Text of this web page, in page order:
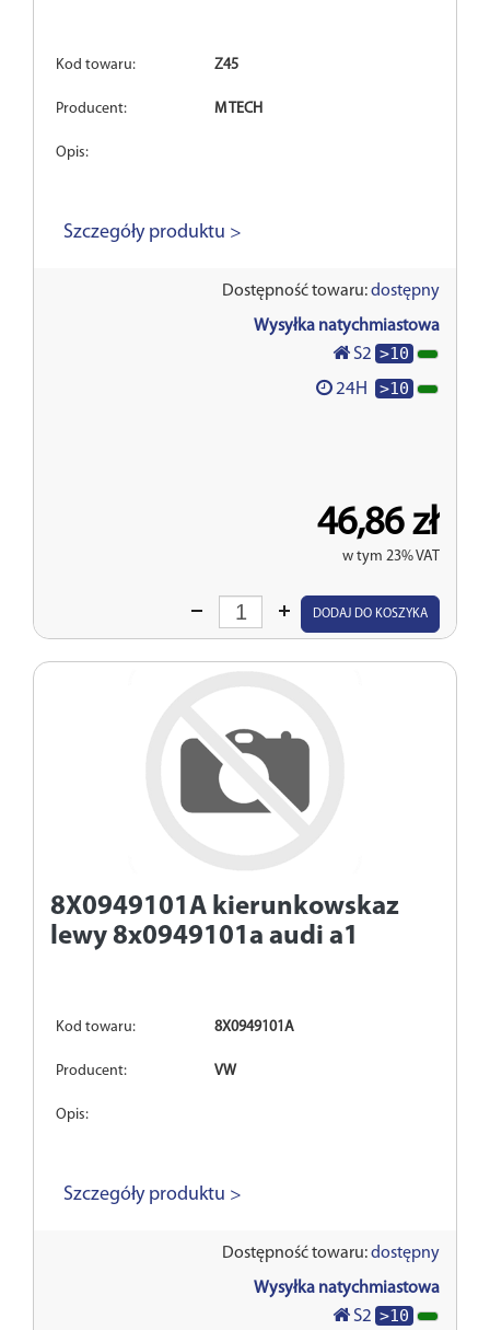
Kod towaru: Z45
Producent: M TECH
Opis:
Szczegóły produktu >
Dostępność towaru:dostępny
Wysyłka natychmiastowa
S2 >10
24H >10
46,86 zł
w tym 23% VAT
Wprowadź
DODAJ DO KOSZYKA
8X0949101A kierunkowskaz
lewy 8x0949101a audi a1
Kod towaru: 8X0949101A
Producent: VW
Opis:
Szczegóły produktu >
Dostępność towaru:dostępny
Wysyłka natychmiastowa
S2 >10